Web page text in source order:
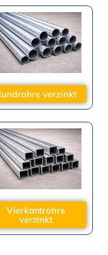
verzinkt
Vierkantrohre
verzinkt